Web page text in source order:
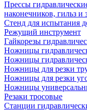
Прессы
наконечников, гильз и
Стенд для испытания
Режущий инструмент
Гайкорезы
Ножницы
Ножницы
Ножницы для резки
Ножницы для резки
Ножницы
Резаки тросовые
Станции